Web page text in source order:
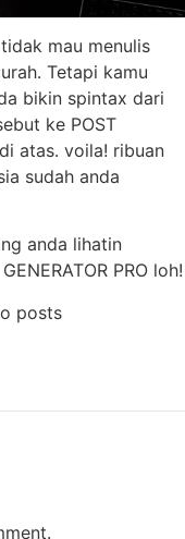
mau menulis
Tetapi kamu
bikin spintax dari
ke POST
atas. voila! ribuan
sudah anda
anda lihatin
PRO loh!